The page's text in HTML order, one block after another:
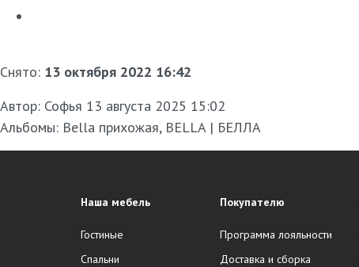
Снято: 13 октября 2022 16:42
Автор: Софья 13 августа 2025 15:02
Альбомы: Bella прихожая, BELLA | БЕЛЛА
Наша мебель
Гостиные
Спальни
Покупателю
Программа лояльности
Доставка и сборка